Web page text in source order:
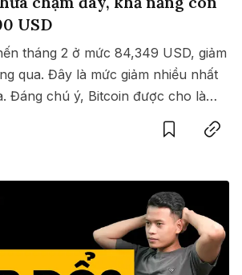
USD
tháng 2 ở mức 84,349 USD, giảm
qua. Đây là mức giảm nhiều nhất
Đáng chú ý, Bitcoin được cho là
và vẫn có khả năng quay về
SaveCopy link